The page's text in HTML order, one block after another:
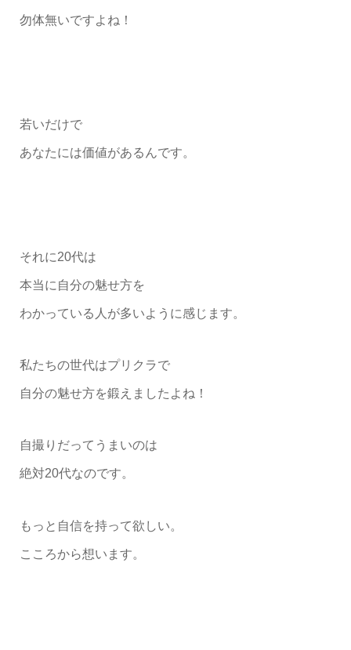
勿体無いですよね！
若いだけで
あなたには価値があるんです。
それに20代は
本当に自分の魅せ方を
わかっている人が多いように感じます。
私たちの世代はプリクラで
自分の魅せ方を鍛えましたよね！
自撮りだってうまいのは
絶対20代なのです。
もっと自信を持って欲しい。
こころから想います。